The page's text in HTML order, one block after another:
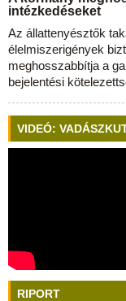
intézkedéseket
Az állattenyésztők
élelmiszerigények
meghosszabbítja a
bejelentési
VIDEÓ:
RIPORT